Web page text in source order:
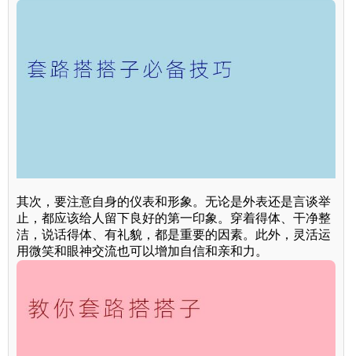
其次，要注意自身的仪表和形象。无论是外表还是言谈举
止，都应该给人留下良好的第一印象。穿着得体、干净整
洁，说话得体、有礼貌，都是重要的因素。此外，灵活运
用微笑和眼神交流也可以增加自信和亲和力。